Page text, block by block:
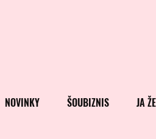
NOVINKY ŠOUBIZNIS JA